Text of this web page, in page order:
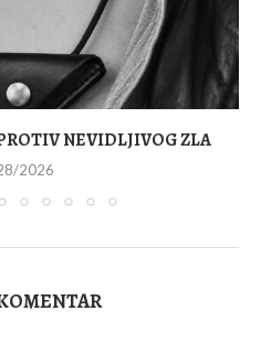
NEVIDLJIVOG ZLA
2026